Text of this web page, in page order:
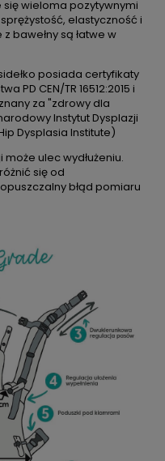
się wieloma pozytywnymi
elastyczność i
bawełny są łatwe w
posiada certyfikaty
PD CEN/TR 16512:2015 i
za "zdrowy dla
Instytut Dysplazji
Dysplasia Institute)
ulec wydłużeniu.
się od
błąd pomiaru